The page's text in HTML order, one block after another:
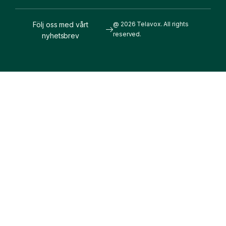
@ 2026 Telavox. All rights
reserved.
Följ oss med vårt
nyhetsbrev